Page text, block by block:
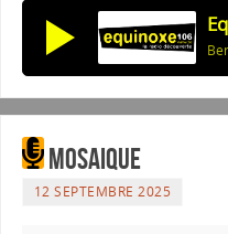
Mosaique
12 SEPTEMBRE 2025